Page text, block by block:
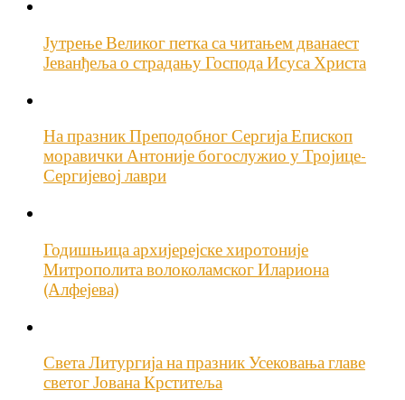
Јутрење Великог петка са читањем дванаест
Јеванђеља о страдању Господа Исуса Христа
На празник Преподобног Сергија Епископ
моравички Антоније богослужио у Тројице-
Сергијевој лаври
Годишњица архијерејске хиротоније
Митрополита волоколамског Илариона
(Алфејева)
Света Литургија на празник Усековања главе
светог Јована Крститеља